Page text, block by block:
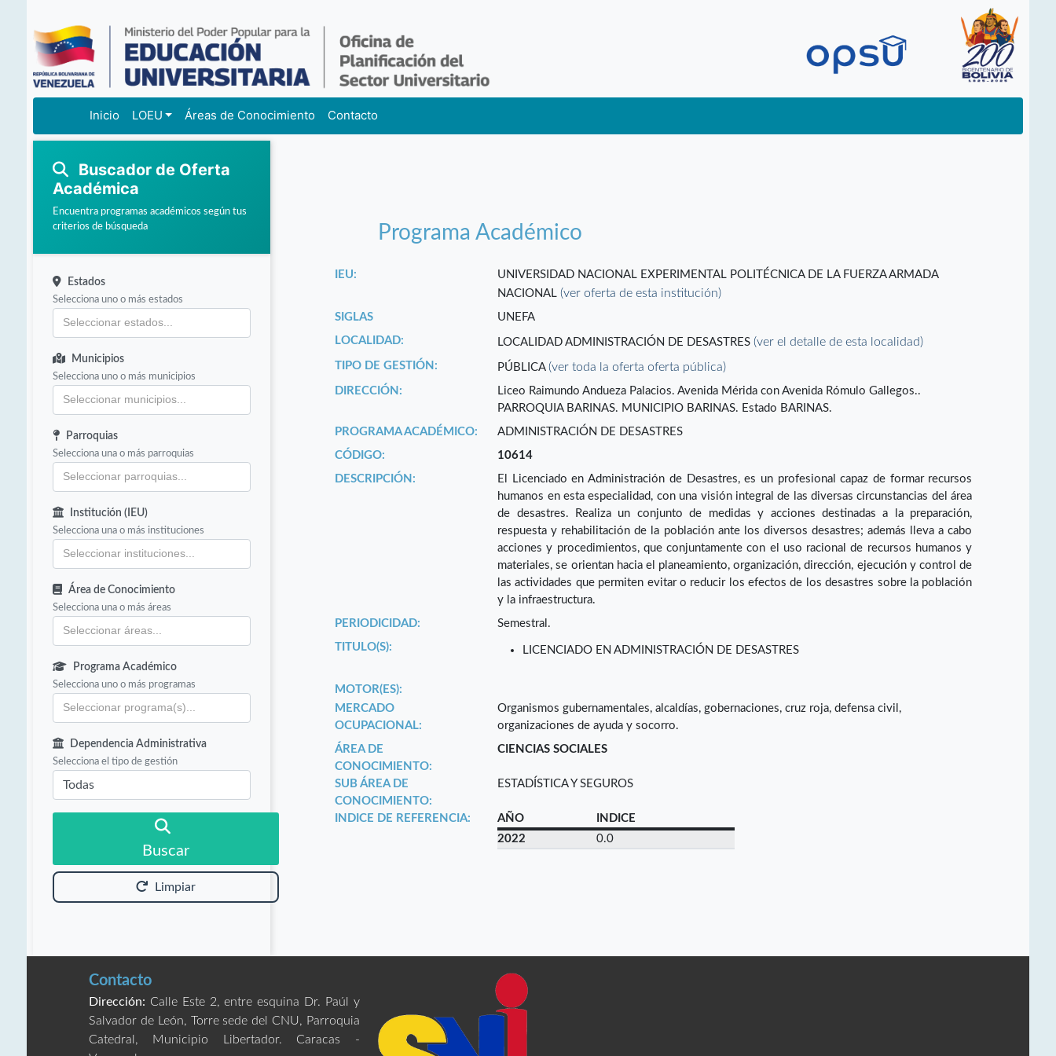
Inicio LOEU Áreas de Conocimiento Contacto
Buscador de Oferta
Académica
Encuentra programas académicos según tus
criterios de búsqueda
Estados
Selecciona uno o más estados
Municipios
Selecciona uno o más municipios
Parroquias
Selecciona una o más parroquias
Institución (IEU)
Selecciona una o más instituciones
Área de Conocimiento
Selecciona una o más áreas
Programa Académico
Selecciona uno o más programas
Dependencia Administrativa
Selecciona el tipo de gestión
Buscar
Limpiar
Programa Académico
IEU:
UNIVERSIDAD NACIONAL EXPERIMENTAL POLITÉCNICA DE LA FUERZA ARMADA
NACIONAL(ver oferta de esta institución)
SIGLAS
UNEFA
LOCALIDAD:
LOCALIDAD ADMINISTRACIÓN DE DESASTRES(ver el detalle de esta localidad)
TIPO DE GESTIÓN: PÚBLICA(ver toda la oferta oferta pública)
DIRECCIÓN:
Liceo Raimundo Andueza Palacios. Avenida Mérida con Avenida Rómulo Gallegos..
PARROQUIA BARINAS. MUNICIPIO BARINAS. Estado BARINAS.
PROGRAMA ACADÉMICO:
ADMINISTRACIÓN DE DESASTRES
CÓDIGO:
10614
DESCRIPCIÓN:
El Licenciado en Administración de Desastres, es un profesional capaz de formar recursos
humanos en esta especialidad, con una visión integral de las diversas circunstancias del área
de desastres. Realiza un conjunto de medidas y acciones destinadas a la preparación,
respuesta y rehabilitación de la población ante los diversos desastres; además lleva a cabo
acciones y procedimientos, que conjuntamente con el uso racional de recursos humanos y
materiales, se orientan hacia el planeamiento, organización, dirección, ejecución y control de
las actividades que permiten evitar o reducir los efectos de los desastres sobre la población
y la infraestructura.
PERIODICIDAD:
Semestral.
TITULO(S):
LICENCIADO EN ADMINISTRACIÓN DE DESASTRES
MOTOR(ES):
MERCADO
OCUPACIONAL:
Organismos gubernamentales, alcaldías, gobernaciones, cruz roja, defensa civil,
organizaciones de ayuda y socorro.
ÁREA DE
CONOCIMIENTO:
CIENCIAS SOCIALES
SUB ÁREA DE
CONOCIMIENTO:
ESTADÍSTICA Y SEGUROS
INDICE DE REFERENCIA: AÑO
INDICE
2022
0.0
Contacto
Dirección: Calle Este 2, entre esquina Dr. Paúl y
Salvador de León, Torre sede del CNU, Parroquia
Catedral, Municipio Libertador. Caracas -